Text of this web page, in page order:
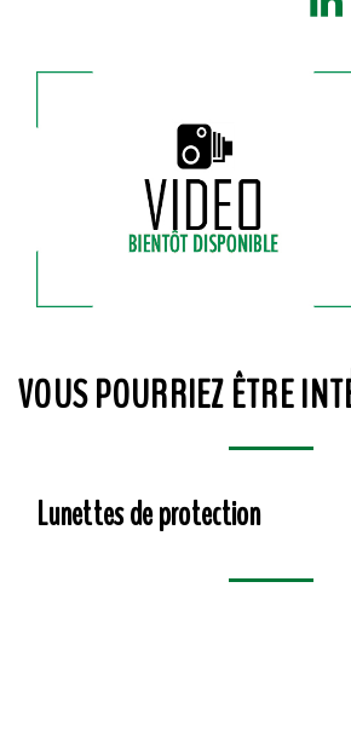
VOUS POURRIEZ ÊTRE
Lunettes de protection